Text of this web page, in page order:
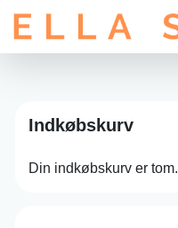
Indkøbskurv
Din indkøbskurv er tom.